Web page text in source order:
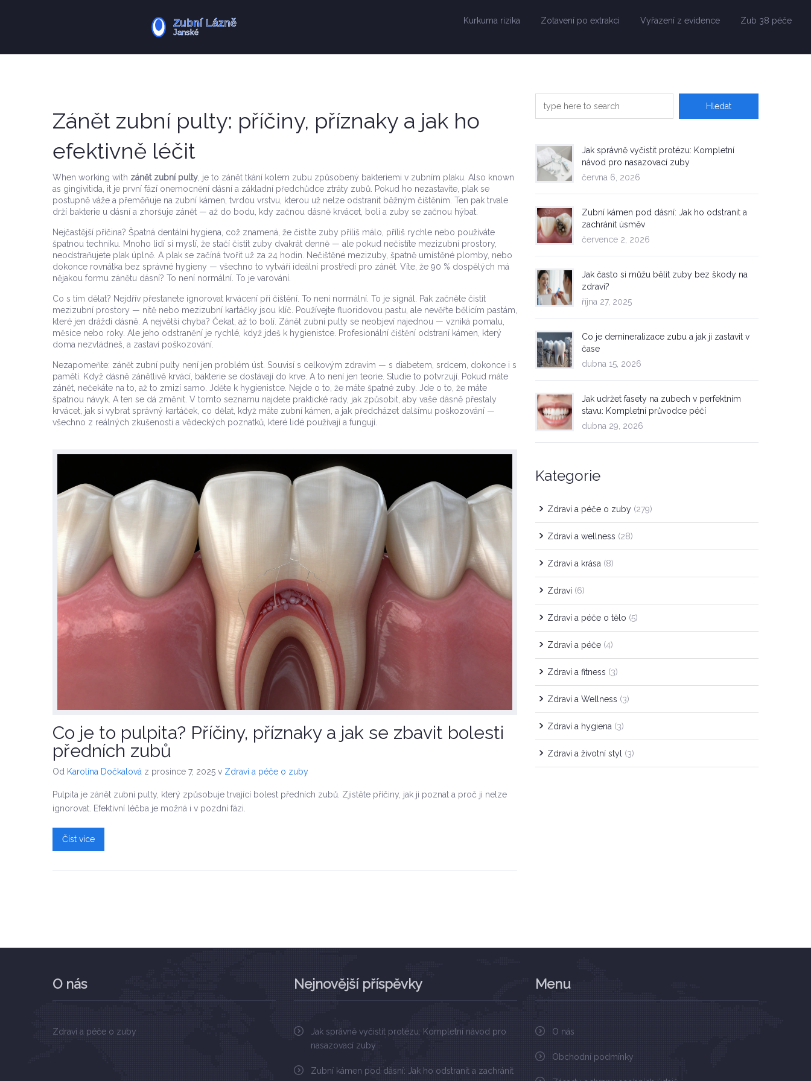
Kurkuma rizika Zotavení po extrakci Vyřazení z evidence Zub 38 péče
Zánět zubní pulty: příčiny, příznaky a jak ho
efektivně léčit
When working with zánět zubní pulty je to zánět tkání kolem zubu způsobený bakteriemi v zubním plaku . Also known
as gingivitida , it je první fází onemocnění dásní a základní předchůdce ztráty zubů Pokud ho nezastavíte, plak se
postupně váže a přeměňuje na zubní kámen tvrdou vrstvu, kterou už nelze odstranit běžným čištěním Ten pak trvale
drží bakterie u dásní a zhoršuje zánět — až do bodu, kdy začnou dásně krvácet, bolí a zuby se začnou hýbat.
Nejčastější příčina? Špatná dentální hygiena což znamená, že čistíte zuby příliš málo, příliš rychle nebo používáte
špatnou techniku
Mnoho lidí si myslí, že stačí čistit zuby dvakrát denně — ale pokud nečistíte mezizubní prostory,
neodstraňujete plak úplně. A plak se začíná tvořit už za 24 hodin. Nečištěné mezizuby, špatně umístěné plomby, nebo
dokonce rovnátka bez správné hygieny — všechno to vytváří ideální prostředí pro zánět. Víte, že 90 % dospělých má
nějakou formu zánětu dásní? To není normální. To je varování.
Co s tím dělat? Nejdřív přestanete ignorovat krvácení při čištění. To není normální. To je signál. Pak začněte čistit
mezizubní prostory — nitě nebo mezizubní kartáčky jsou klíč. Používejte fluoridovou pastu, ale nevěřte bělícím pastám,
které jen dráždí dásně. A největší chyba? Čekat, až to bolí. Zánět zubní pulty se neobjeví najednou — vzniká pomalu,
měsíce nebo roky. Ale jeho odstranění je rychlé, když jdeš k hygienistce. Profesionální čištění odstraní kámen, který
doma nezvládneš, a zastaví poškozování.
Nezapomeňte: zánět zubní pulty není jen problém úst. Souvisí s celkovým zdravím — s diabetem, srdcem, dokonce i s
pamětí. Když dásně zánětlivě krvácí, bakterie se dostávají do krve. A to není jen teorie. Studie to potvrzují. Pokud máte
zánět, nečekáte na to, až to zmizí samo. Jděte k hygienistce. Nejde o to, že máte špatné zuby. Jde o to, že máte
špatnou návyk. A ten se dá změnit. V tomto seznamu najdete praktické rady, jak způsobit, aby vaše dásně přestaly
krvácet, jak si vybrat správný kartáček, co dělat, když máte zubní kámen, a jak předcházet dalšímu poškozování —
všechno z reálných zkušeností a vědeckých poznatků, které lidé používají a fungují.
Co je to pulpita? Příčiny, příznaky a jak se zbavit bolesti
předních zubů
Od Karolína Dočkalová z prosince 7, 2025 v Zdraví a péče o zuby
Pulpita je zánět zubní pulty, který způsobuje trvající bolest předních zubů. Zjistěte příčiny, jak ji poznat a proč ji nelze
ignorovat. Efektivní léčba je možná i v pozdní fázi.
Číst více
Jak správně vyčistit protézu: Kompletní
návod pro nasazovací zuby
června 6, 2026
Zubní kámen pod dásní: Jak ho odstranit a
zachránit úsměv
července 2, 2026
Jak často si můžu bělit zuby bez škody na
zdraví?
října 27, 2025
Co je demineralizace zubu a jak ji zastavit v
čase
dubna 15, 2026
Jak udržet fasety na zubech v perfektním
stavu: Kompletní průvodce péčí
dubna 29, 2026
Kategorie
Zdraví a péče o zuby (279)
Zdraví a wellness (28)
Zdraví a krása (8)
Zdraví (6)
Zdraví a péče o tělo (5)
Zdraví a péče (4)
Zdraví a fitness (3)
Zdraví a Wellness (3)
Zdraví a hygiena (3)
Zdraví a životní styl (3)
O nás
Zdraví a péče o zuby
Nejnovější příspěvky
Jak správně vyčistit protézu: Kompletní návod pro
nasazovací zuby
Zubní kámen pod dásní: Jak ho odstranit a zachránit
Menu
O nás
Obchodní podmínky